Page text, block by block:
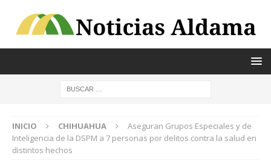
INICIO CHIHUAHUA
Aseguran Grupos Especiales y de
Inteligencia de la DSPM a 7 personas por delitos contra la salud en
distintos hechos